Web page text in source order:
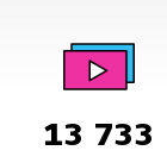
13 733